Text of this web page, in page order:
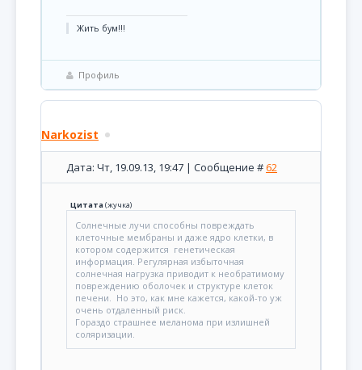
Жить бум!!!
Профиль
Narkozist
Дата: Чт, 19.09.13, 19:47 | Сообщение #62
Цитата(жучка)
Солнечные лучи способны повреждать
клеточные мембраны и даже ядро клетки, в
котором содержится генетическая
информация. Регулярная избыточная
солнечная нагрузка приводит к необратимому
повреждению оболочек и структуре клеток
печени. Но это, как мне кажется, какой-то уж
очень отдаленный риск.
Гораздо страшнее меланома при излишней
соляризации.